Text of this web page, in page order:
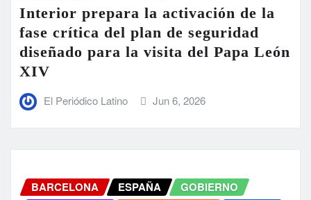
Interior prepara la activación de la
fase crítica del plan de seguridad
diseñado para la visita del Papa León
XIV
El Periódico Latino Jun 6, 2026
BARCELONA ESPAÑA
GOBIERNO